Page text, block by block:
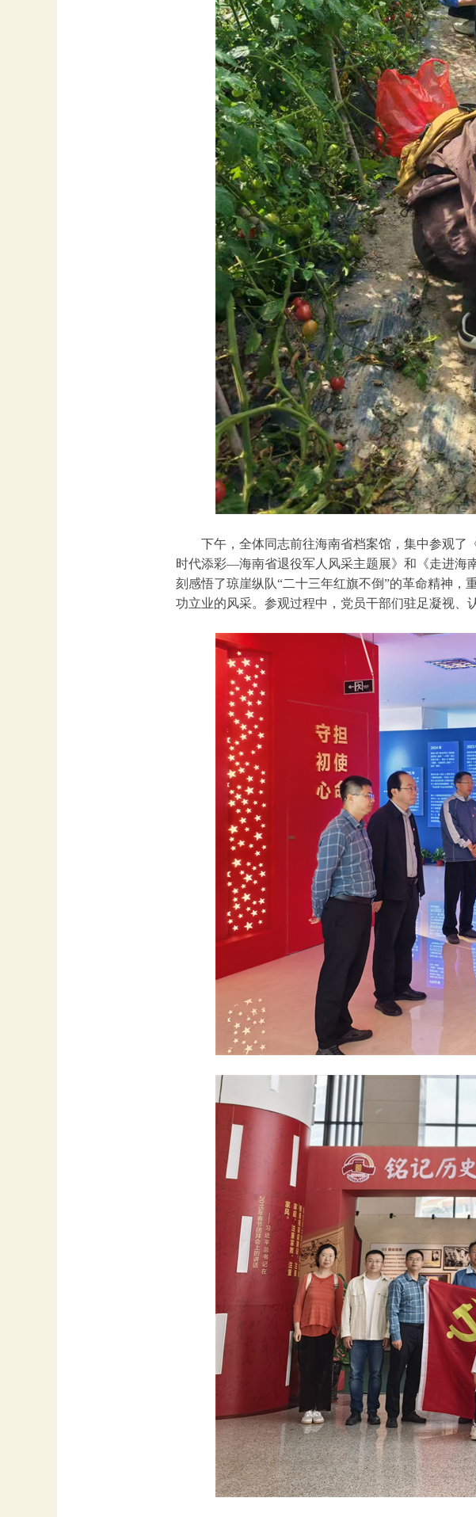
下午，全体同志前往海南省档案馆，集中参观
时代添彩—海南省退役军人风采主题展》和《走进海
刻感悟了琼崖纵队“二十三年红旗不倒”的革命精神
功立业的风采。参观过程中，党员干部们驻足凝视、